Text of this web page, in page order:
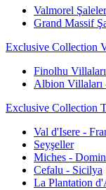
Valmorel Şaleler
Grand Massif
Exclusive Collection
Finolhu
Albion Villaları
Exclusive Collection
Val d'Isere -
Seyşeller
Miches -
Cefalu - Sicilya
La Plantation